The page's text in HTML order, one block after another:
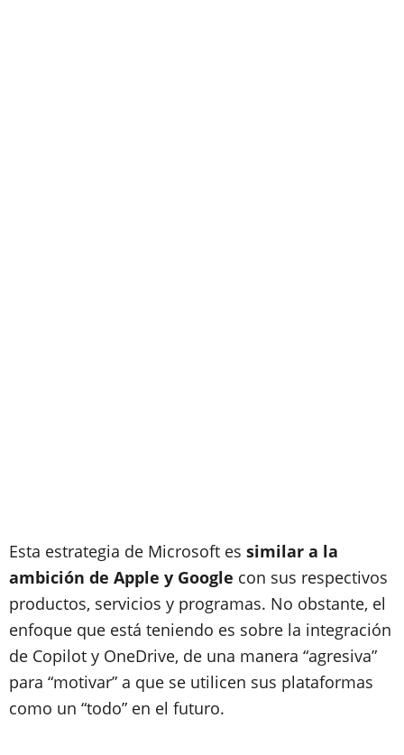
Esta estrategia de Microsoft es similar a la
ambición de Apple y Google con sus respectivos
productos, servicios y programas. No obstante, el
enfoque que está teniendo es sobre la integración
de Copilot y OneDrive, de una manera “agresiva”
para “motivar” a que se utilicen sus plataformas
como un “todo” en el futuro.